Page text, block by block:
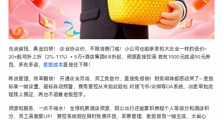
先说省钱，真金白银！ 企业协议价，不限消费门槛！小公司也能享受和大企业一样的低价~
20+航司折上折（2%-11%）+ 5万+酒店集团8.8折起，资源直接拉满 首充1000元就返50元券
包，多充多返， 差旅成本直接往下降！
再说管理，效率翻倍！ 开通企业月结，员工免垫付，直接免报销！财务姐妹都感动哭了~ 差旅
标准一键设置，超标自动预警，费用管控从未如此轻松 对接飞书/企微等OA系统，出差审批流
程线上搞定，再也不追着老板签字。
资源和服务，一点不缩水！ 全球机票酒店资源，因公出行还能累积携程个人等级分和酒店积
分，员工满意度UP！ 费控系统现在限时免费开放，发票管理、差旅报告一键生成，太省心